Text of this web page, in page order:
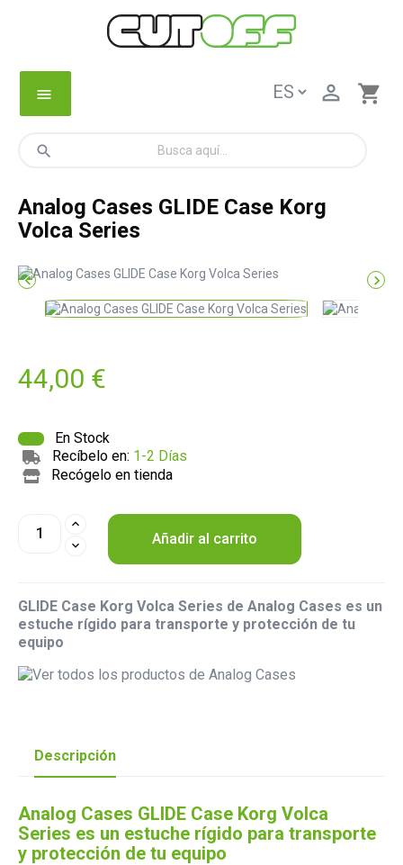
menu shopping_cart

search
Analog Cases GLIDE Case Korg
Volca Series
 
44,00 €
En Stock
Recíbelo en: 1-2 Días
Recógelo en tienda
Añadir al carrito
GLIDE Case Korg Volca Series de Analog Cases es un
estuche rígido para transporte y protección de tu
equipo
Descripción
Analog Cases GLIDE Case Korg Volca
Series es un estuche rígido para transporte
y protección de tu equipo